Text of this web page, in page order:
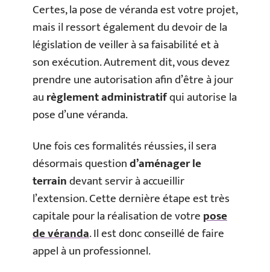
Certes, la pose de véranda est votre projet,
mais il ressort également du devoir de la
législation de veiller à sa faisabilité et à
son exécution. Autrement dit, vous devez
prendre une autorisation afin d’être à jour
aurèglement administratifqui autorise la
pose d’une véranda.
Une fois ces formalités réussies, il sera
désormais questiond’aménager le
terraindevant servir à accueillir
l’extension. Cette dernière étape est très
capitale pour la réalisation de votrepose
de véranda. Il est donc conseillé de faire
appel à un professionnel.